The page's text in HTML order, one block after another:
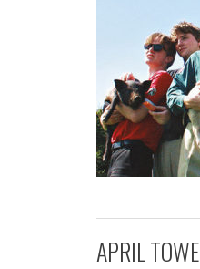
APRIL